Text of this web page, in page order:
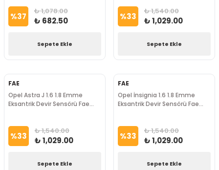
%37 ₺ 1,078.00
₺ 682.50
Sepete Ekle
%33 ₺ 1,540.00
₺ 1,029.00
Sepete Ekle
FAE
Opel Astra J 1.6 1.8 Emme
Eksantrik Devir Sensörü Fae
%33 ₺ 1,540.00
₺ 1,029.00
Sepete Ekle
FAE
Opel İnsignia 1.6 1.8 Emme
Eksantrik Devir Sensörü Fae
%33 ₺ 1,540.00
₺ 1,029.00
Sepete Ekle